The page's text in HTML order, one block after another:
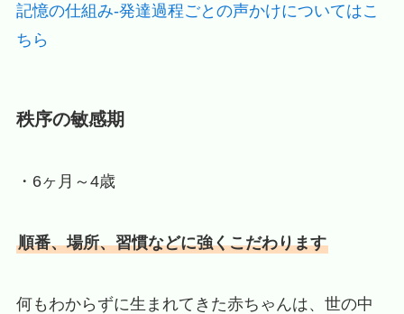
記憶の仕組み-発達過程ごとの声かけについてはこ
ちら
秩序の敏感期
・6ヶ月～4歳
順番、場所、習慣などに強くこだわります
何もわからずに生まれてきた赤ちゃんは、世の中